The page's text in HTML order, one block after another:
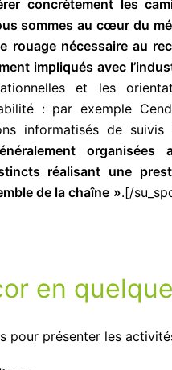
concrètement les
sommes au cœur du
rouage nécessaire au
impliqués avec
et les
: par exemple
informatisés de suivis
organisées
réalisant une
de la chaîne ».[/
en
pour présenter les